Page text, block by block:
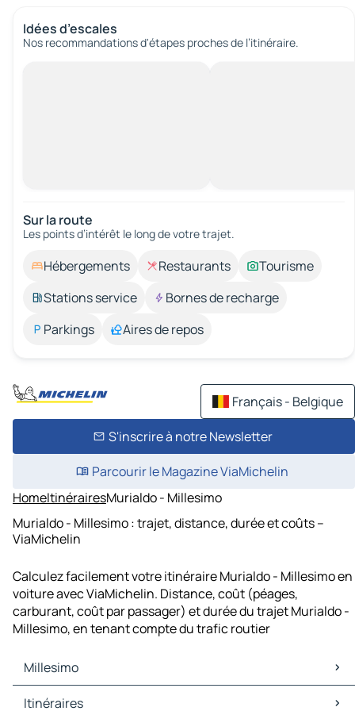
Idées d’escales
Nos recommandations d'étapes proches de l’itinéraire.
Sur la route
Les points d’intérêt le long de votre trajet.
Hébergements Restaurants
Tourisme
Stations service
Bornes de recharge
Parkings
Aires de repos
Français - Belgique
S'inscrire à notre Newsletter
Parcourir le Magazine ViaMichelin
HomeItinérairesMurialdo - Millesimo
Murialdo - Millesimo : trajet, distance, durée et coûts –
ViaMichelin
Calculez facilement votre itinéraire Murialdo - Millesimo en
voiture avec ViaMichelin. Distance, coût (péages,
carburant, coût par passager) et durée du trajet Murialdo -
Millesimo, en tenant compte du trafic routier
Millesimo
Millesimo Cartes et plans
Itinéraires